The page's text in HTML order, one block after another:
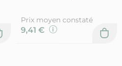
Prix moyen constaté
9,41 €